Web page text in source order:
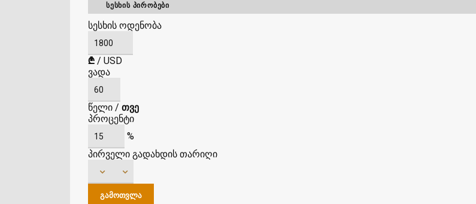
ᲡᲔᲡᲮᲘᲡ ᲞᲘᲠᲝᲑᲔᲑᲘ
სესხის ოდენობა
₾ / USD
ვადა
წელი / თვე
პროცენტი
%
პირველი გადახდის თარიღი